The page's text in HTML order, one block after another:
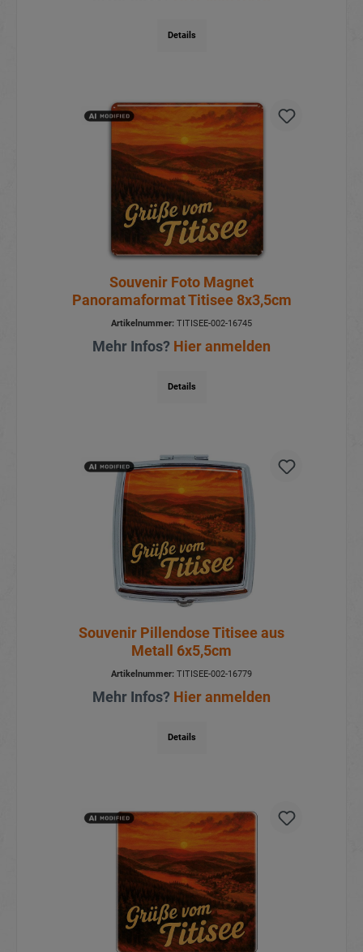
Details
Souvenir Foto Magnet
Panoramaformat Titisee 8x3,5cm
Artikelnummer: TITISEE-002-16745
Mehr Infos? Hier anmelden
Details
Souvenir Pillendose Titisee aus
Metall 6x5,5cm
Artikelnummer: TITISEE-002-16779
Mehr Infos? Hier anmelden
Details